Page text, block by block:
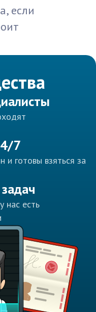
если
7
и готовы взяться за
есть